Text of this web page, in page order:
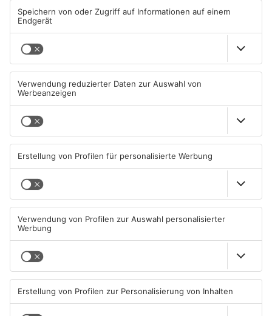
Feuerwehreinsatz in
Münster: Defekter Traktor
verursacht Feldbrand
06.08.2026, 11:36 UHR IN KREIS
DARMSTADT-DIEBURG
Babenhausen fordert mehr
Schutz für Fußgänger
05.08.2026, 16:32 UHR IN KREIS
arbeite in Schaafheim" endet
Mann aus dem Kreis
Darmstadt-Dieburg gewinnt
2,8 Millionen Euro